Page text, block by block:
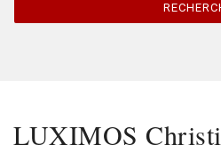
LUXIMOS